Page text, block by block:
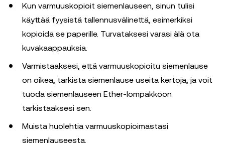
Kun varmuuskopioit siemenlauseen, sinun tulisi
käyttää fyysistä tallennusvälinettä, esimerkiksi
kopioida se paperille. Turvataksesi varasi älä ota
kuvakaappauksia.
Varmistaaksesi, että varmuuskopioitu siemenlause
on oikea, tarkista siemenlause useita kertoja, ja voit
tuoda siemenlauseen Ether-lompakkoon
tarkistaaksesi sen.
Muista huolehtia varmuuskopioimastasi
siemenlauseesta.